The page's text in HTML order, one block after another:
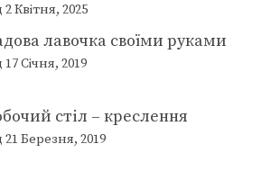
2 Квітня, 2025
лавочка своїми руками
17 Січня, 2019
стіл – креслення
21 Березня, 2019